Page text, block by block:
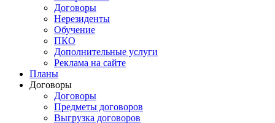
Договоры
Нерезиденты
Обучение
ПКО
Дополнительные услуги
Реклама на сайте
Планы
Договоры
Договоры
Предметы договоров
Выгрузка договоров